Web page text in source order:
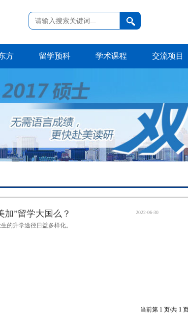
方 留学预科 学术课程 交流项目
加”留学大国么？ 2022-06-30
的升学途径日益多样化。
当前第 1 页/共 1